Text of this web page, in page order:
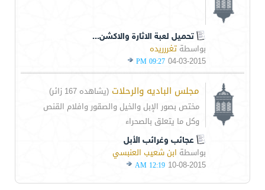
تحميل لعبة الاثارة والاكشن...
بواسطة تغررريده
04-03-2015
09:27 PM
مجلس الباديه والرحلات (يشاهده 167 زائر)
مختص بصور الإبل والخيل والصقور وافلام القنص
وكل ما يتعلق بالصحراء
عجائب وغرائب الأبل
بواسطة ابن شعيب العنبسي
10-08-2015
12:19 AM